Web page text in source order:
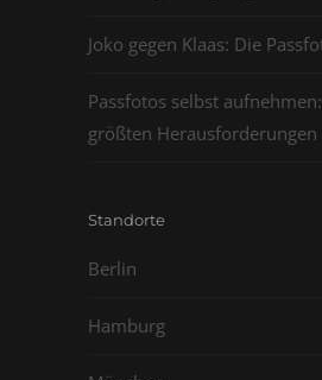
Joko gegen Klaas: Die
Passfotos selbst
größten Herausforderungen
Standorte
Berlin
Hamburg